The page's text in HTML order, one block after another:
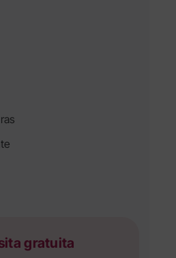
gratuita